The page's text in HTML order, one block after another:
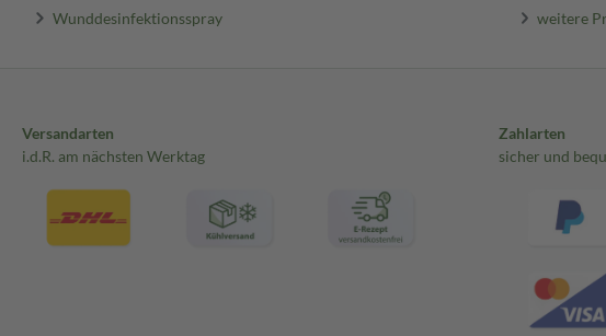
Wunddesinfektionsspray weitere
Versandarten
i.d.R. am nächsten Werktag
Zahlarten
sicher und